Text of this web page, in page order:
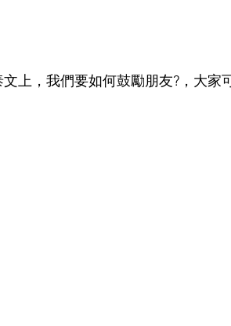
上，我們要如何鼓勵朋友?，大家